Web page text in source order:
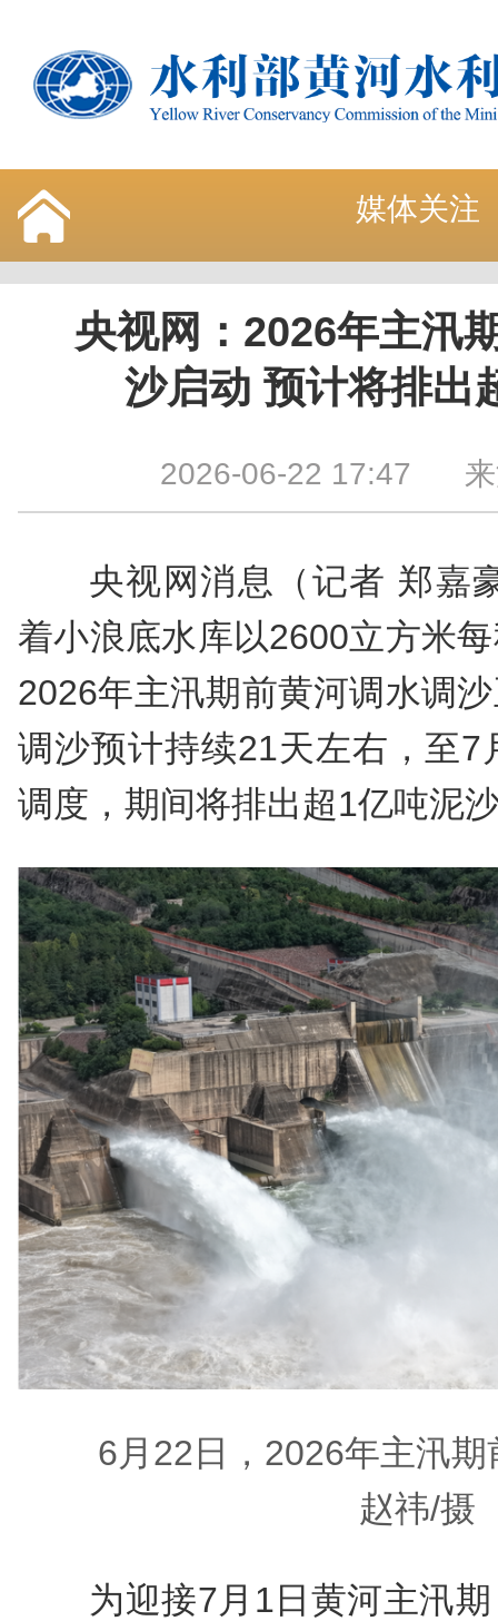
媒体关注
央视网：2026年主汛
沙启动 预计将排出
2026-06-22 17:47 来
央视网消息（记者 郑嘉
着小浪底水库以2600立方米
2026年主汛期前黄河调水调
调沙预计持续21天左右，至7
调度，期间将排出超1亿吨泥
6月22日，2026年主汛
赵祎/摄
为迎接7月1日黄河主汛